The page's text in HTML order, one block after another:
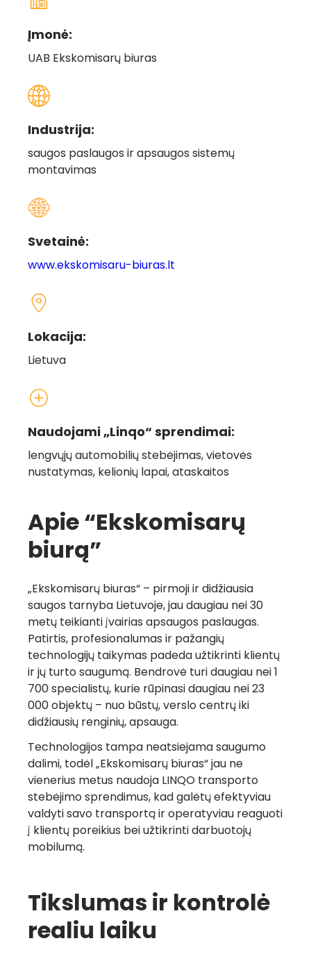
Įmonė:
UAB Ekskomisarų biuras
Industrija:
saugos paslaugos ir apsaugos sistemų
montavimas
Svetainė:
www.ekskomisaru-biuras.lt
Lokacija:
Lietuva
Naudojami „Linqo“ sprendimai:
lengvųjų automobilių stebėjimas, vietovės
nustatymas, kelionių lapai, ataskaitos
Apie “Ekskomisarų
biurą”
„Ekskomisarų biuras“ – pirmoji ir didžiausia
saugos tarnyba Lietuvoje, jau daugiau nei 30
metų teikianti įvairias apsaugos paslaugas.
Patirtis, profesionalumas ir pažangių
technologijų taikymas padeda užtikrinti klientų
ir jų turto saugumą. Bendrovė turi daugiau nei 1
700 specialistų, kurie rūpinasi daugiau nei 23
000 objektų – nuo būstų, verslo centrų iki
didžiausių renginių, apsauga.
Technologijos tampa neatsiejama saugumo
dalimi, todėl „Ekskomisarų biuras“ jau ne
vienerius metus naudoja LINQO transporto
stebėjimo sprendimus, kad galėtų efektyviau
valdyti savo transportą ir operatyviau reaguoti
į klientų poreikius bei užtikrinti darbuotojų
mobilumą.
Tikslumas ir kontrolė
realiu laiku